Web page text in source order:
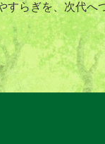
すらぎを、次代へ